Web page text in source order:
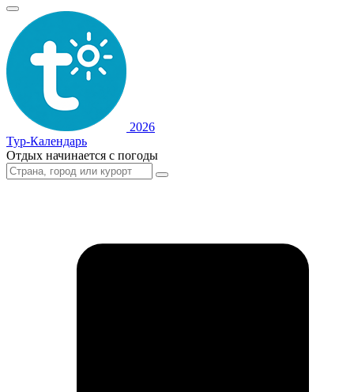
2026
Тур-Календарь
Отдых начинается с погоды